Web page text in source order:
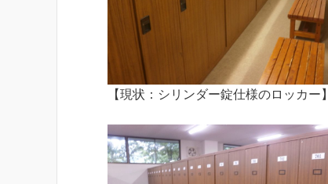
【現状：シリンダー錠仕様のロッカー】